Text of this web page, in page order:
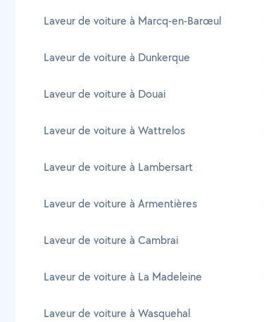
Laveur de voiture à Marcq-en-Barœul
Laveur de voiture à Dunkerque
Laveur de voiture à Douai
Laveur de voiture à Wattrelos
Laveur de voiture à Lambersart
Laveur de voiture à Armentières
Laveur de voiture à Cambrai
Laveur de voiture à La Madeleine
Laveur de voiture à Wasquehal